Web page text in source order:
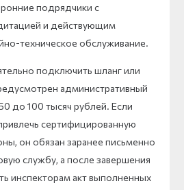
подрядчики с
и действующим
техническое обслуживание.
подключить шланг или
административный
до 100 тысяч рублей. Если
сертифицированную
он обязан заранее письменно
службу, а после завершения
инспекторам акт выполненных